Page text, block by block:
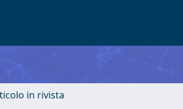
in rivista